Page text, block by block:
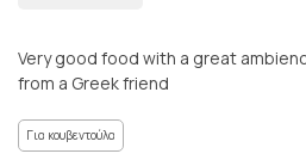
Very good food with a great
from a Greek friend
Για κουβεντούλα